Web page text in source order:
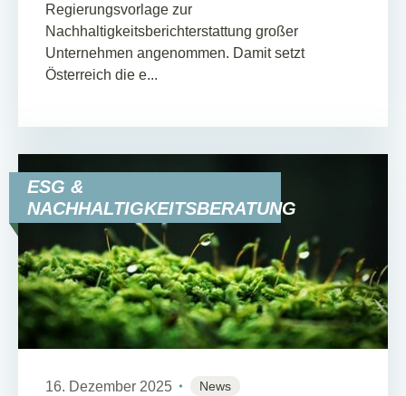
Regierungsvorlage zur
Nachhaltigkeitsberichterstattung großer
Unternehmen angenommen. Damit setzt
Österreich die e...
ESG &
NACHHALTIGKEITSBERATUNG
16. Dezember 2025 News